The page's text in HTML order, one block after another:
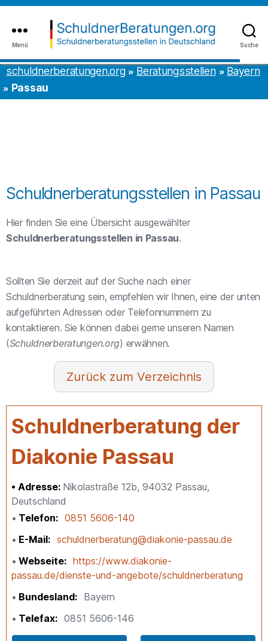
Inhalt
springen
to
the
content
Suche
schuldnerberatungen.org
Menü
schuldnerberatungen.org Beratungsstellen
Bayern
Passau
Schuldnerberatungsstellen in Passau
Hier finden Sie eine Übersicht ausgewählter
Schuldnerberatungsstellen in Passau.
Sollten Sie derzeit auf der Suche nach einer
Schuldnerberatung sein, empfehlen wir Ihnen, eine der unten
aufgeführten Adressen oder Telefonnummern zu
kontaktieren. Sie können dabei gerne unseren Namen
(Schuldnerberatungen.org) erwähnen.
Verzeichnis
Schuldnerberatung der
Diakonie Passau
Adresse: Nikolastraße 12b, 94032 Passau,
Deutschland
Telefon
0851 5606-140
E-Mail
schuldnerberatung@diakonie-passau.de
Webseite
https://www.diakonie-
passau.de/dienste-und-angebote/schuldnerberatung
Bundesland
Bayern
Telefax
0851 5606-146